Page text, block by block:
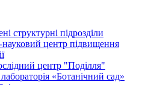
структурні підрозділи
центр підвищення
центр "Поділля"
«Ботанічний сад»